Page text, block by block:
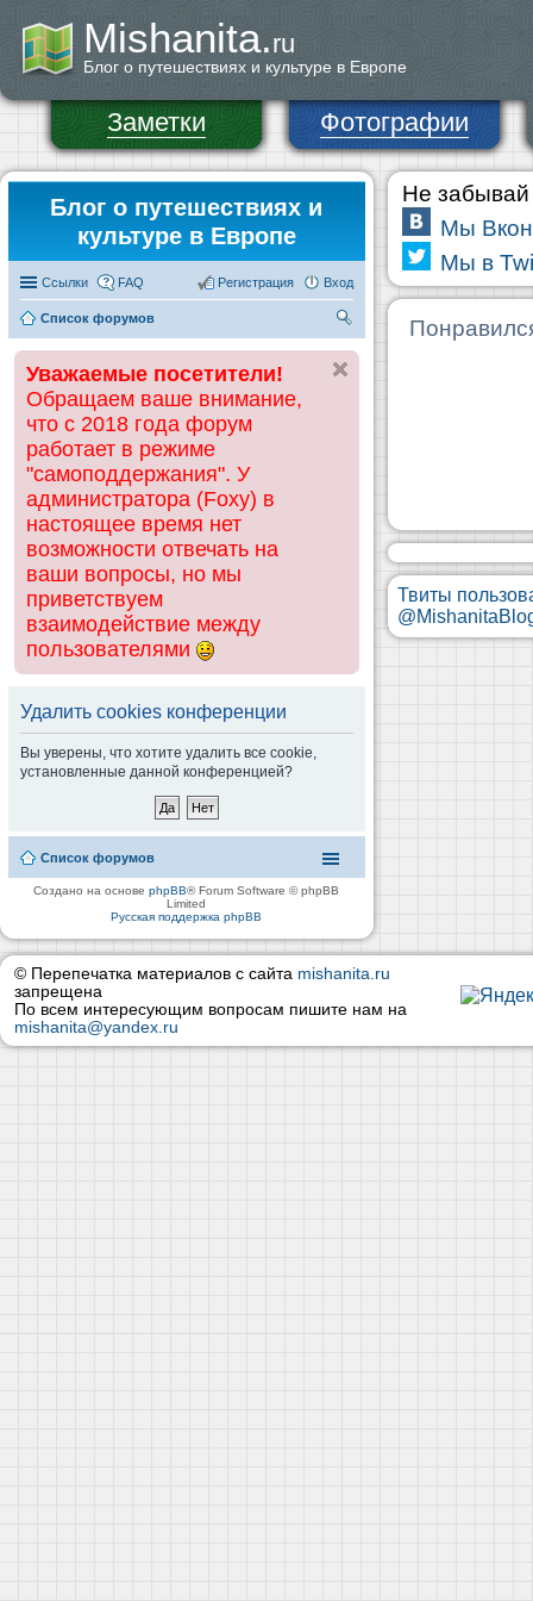
Mishanita.ru
Блог о путешествиях и культуре в Европе
Заметки Фотографии
Блог о путешествиях и
культуре в Европе
Ссылки FAQ Вход
Регистрация
Список форумов
ск
Уважаемые посетители!
Обращаем ваше внимание,
что с 2018 года форум
работает в режиме
"самоподдержания". У
администратора (Foxy) в
настоящее время нет
возможности отвечать на
ваши вопросы, но мы
приветствуем
взаимодействие между
пользователями
Удалить cookies конференции
Вы уверены, что хотите удалить все cookie,
установленные данной конференцией?
Список форумов
Создано на основеphpBB® Forum Software © phpBB
Limited
Русская поддержка phpBB
Не забывай
Мы
Мы в
Твиты
© Перепечатка материалов с сайта mishanita.ru
запрещена
По всем интересующим вопросам пишите нам на
mishanita@yandex.ru